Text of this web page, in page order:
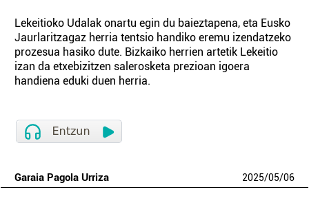
Lekeitioko Udalak onartu egin du baieztapena, eta Eusko
Jaurlaritzagaz herria tentsio handiko eremu izendatzeko
prozesua hasiko dute. Bizkaiko herrien artetik Lekeitio
izan da etxebizitzen salerosketa prezioan igoera
handiena eduki duen herria.
Garaia Pagola Urriza 2025/05/06